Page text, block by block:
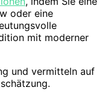
oder eine
mit moderner
und vermitteln auf